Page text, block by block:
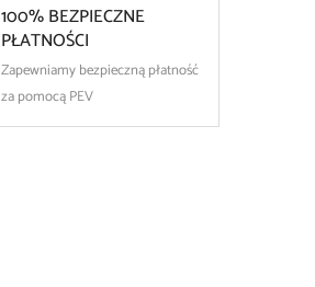
100% BEZPIECZNE
PŁATNOŚCI
Zapewniamy bezpieczną płatność
za pomocą PEV